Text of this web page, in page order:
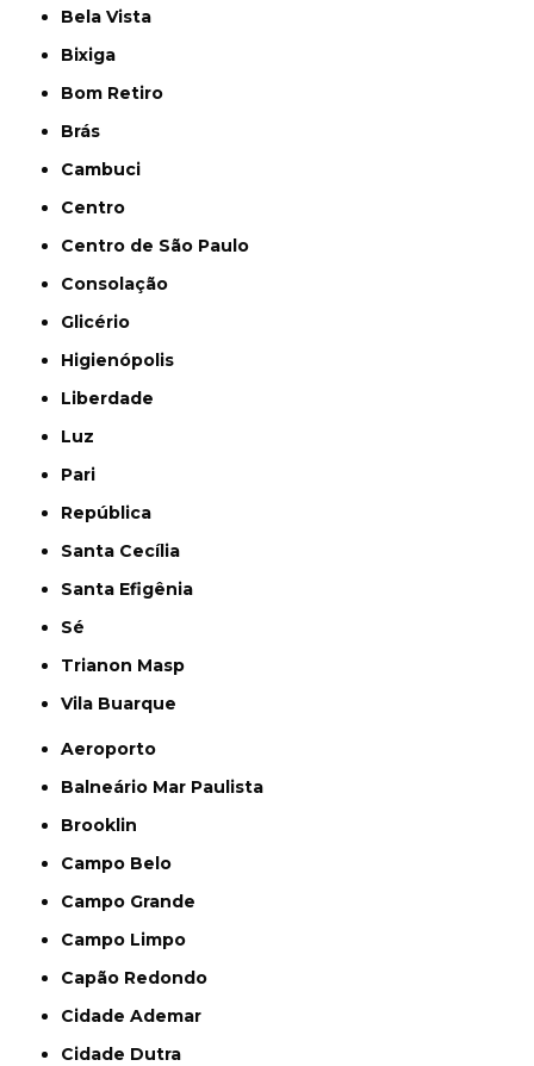
Bela Vista
Bixiga
Bom Retiro
Brás
Cambuci
Centro
Centro de São Paulo
Consolação
Glicério
Higienópolis
Liberdade
Luz
Pari
República
Santa Cecília
Santa Efigênia
Sé
Trianon Masp
Vila Buarque
Aeroporto
Balneário Mar Paulista
Brooklin
Campo Belo
Campo Grande
Campo Limpo
Capão Redondo
Cidade Ademar
Cidade Dutra